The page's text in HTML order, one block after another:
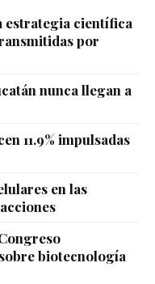
estrategia científica
por
nunca llegan a
11.9% impulsadas
en las
biotecnología